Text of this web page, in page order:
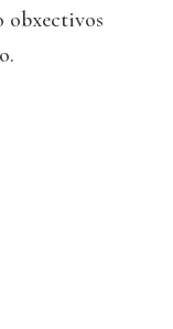
obxectivos